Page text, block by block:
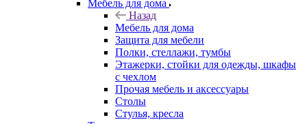
Мебель для дома
Назад
Мебель для дома
Защита для мебели
Полки, стеллажи, тумбы
Этажерки, стойки для одежды, шкафы
с чехлом
Прочая мебель и аксессуары
Столы
Стулья, кресла